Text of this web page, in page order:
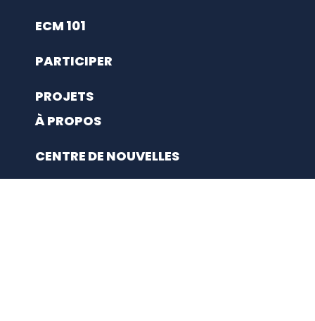
ECM 101
PARTICIPER
PROJETS
À PROPOS
CENTRE DE NOUVELLES